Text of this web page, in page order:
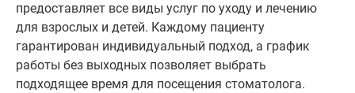
предоставляет все виды услуг по уходу и лечению
для взрослых и детей. Каждому пациенту
гарантирован индивидуальный подход, а график
работы без выходных позволяет выбрать
подходящее время для посещения стоматолога.